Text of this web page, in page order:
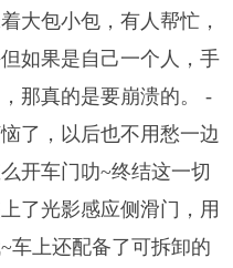
大包小包，有人帮忙，
如果是自己一个人，手
那真的是要崩溃的。 -
了，以后也不用愁一边
开车门叻~终结这一切
了光影感应侧滑门，用
车上还配备了可拆卸的